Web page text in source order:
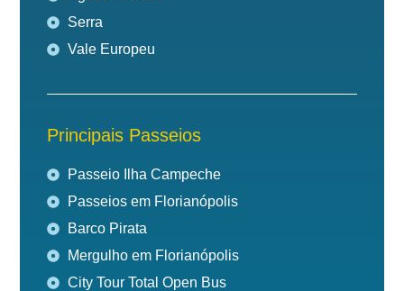
Serra
Vale Europeu
Principais Passeios
Passeio Ilha Campeche
Passeios em Florianópolis
Barco Pirata
Mergulho em Florianópolis
City Tour Total Open Bus